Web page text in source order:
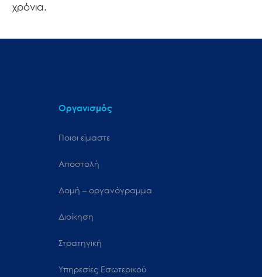
χρόνια.
Οργανισμός
Ποιοι είμαστε
Αποστολή
Δομή – οργανόγραμμα
Διοίκηση
Στρατηγική
Υπηρεσίες Εσωτερικού